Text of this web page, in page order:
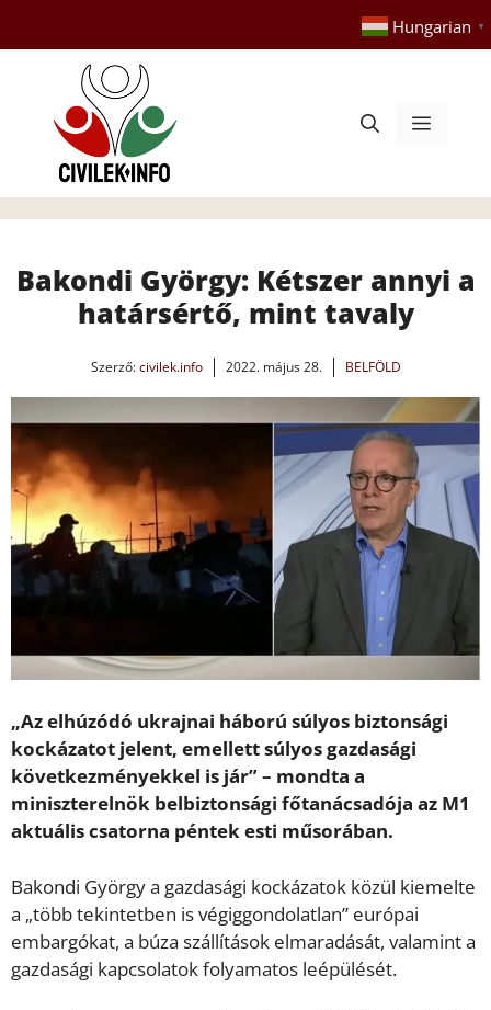
tartalomba
Hungarian ▼
Menü
Bakondi György: Kétszer annyi a
határsértő, mint tavaly
Szerző:civilek.info 2022. május 28. BELFÖLD
„Az elhúzódó ukrajnai háború súlyos biztonsági
kockázatot jelent, emellett súlyos gazdasági
következményekkel is jár” – mondta a
miniszterelnök belbiztonsági főtanácsadója az M1
aktuális csatorna péntek esti műsorában.
Bakondi György a gazdasági kockázatok közül kiemelte
a „több tekintetben is végiggondolatlan” európai
embargókat, a búza szállítások elmaradását, valamint a
gazdasági kapcsolatok folyamatos leépülését.